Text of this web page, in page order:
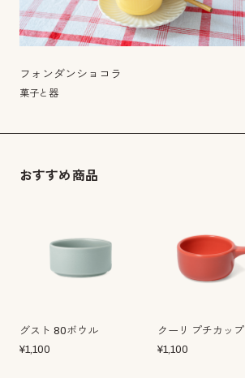
フォンダンショコラ
菓子と器
おすすめ商品
グスト 80ボウル
¥1,100
クーリ プチカップ
¥1,100